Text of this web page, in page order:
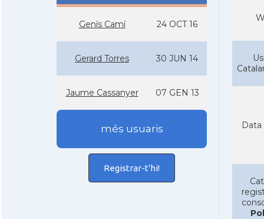
Gení­s Camí­ 24 OCT 16
Gerard Torres 30 JUN 14
Jaume Cassanyer 07 GEN 13
més usuaris
Registrar-t'hi!
Data